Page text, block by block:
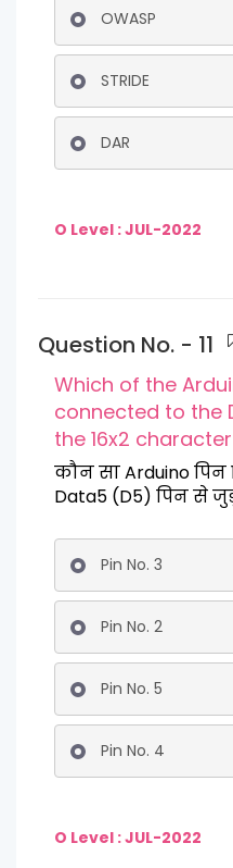
OWASP
STRIDE
DAR
O Level : JUL-2022
Question No. - 11
Which of the
connected to the
the 16x2 character
कौन सा Arduino पिन
Data5 (D5) पिन से
Pin No. 3
Pin No. 2
Pin No. 5
Pin No. 4
O Level : JUL-2022